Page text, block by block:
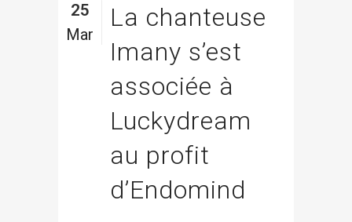
25
Mar
La chanteuse
Imany s’est
associée à
Luckydream
au profit
d’Endomind